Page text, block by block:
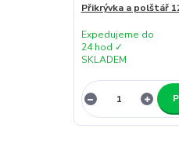
Přikrývka a polštář
Expedujeme do
24 hod ✓
SKLADEM